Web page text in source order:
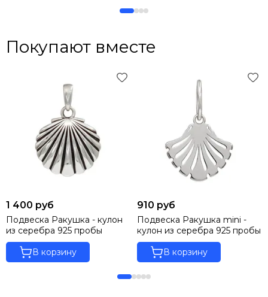
Покупают вместе
1 400 руб
Подвеска Ракушка - кулон
из серебра 925 пробы
В корзину
910 руб
Подвеска Ракушка mini -
кулон из серебра 925 пробы
В корзину